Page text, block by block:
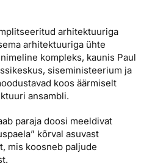
arhitektuuriga
arhitektuuriga ühte
kompleks, kaunis Paul
siseministeerium ja
koos äärmiselt
ansambli.
paraja doosi meeldivat
kõrval asuvast
mis koosneb paljude